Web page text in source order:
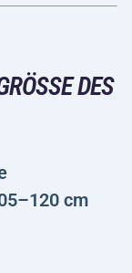
DES K
cm